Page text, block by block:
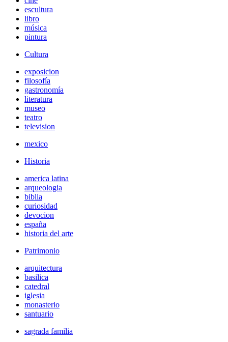
escultura
libro
música
pintura
Cultura
exposicion
filosofía
gastronomía
literatura
museo
teatro
television
mexico
Historia
america latina
arqueologia
biblia
curiosidad
devocion
españa
historia del arte
Patrimonio
arquitectura
basilica
catedral
iglesia
monasterio
santuario
sagrada familia